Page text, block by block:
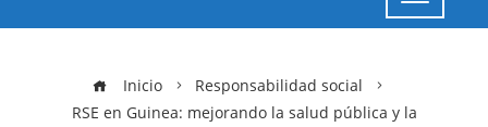
Inicio
Responsabilidad social
RSE en Guinea: mejorando la salud pública y la